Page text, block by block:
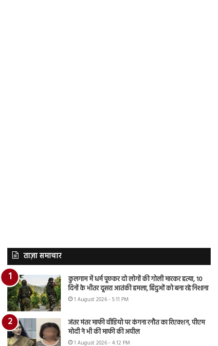
ताज़ा समाचार
कुलगाम में धर्म पूछकर दो लोगों की गोली मारकर हत्या, 10
दिनों के भीतर दूसरा आतंकी हमला, हिंदुओं को बना रहे निशाना
1 August 2026 - 5:11 PM
जंतर मंतर माफी वीडियो पर कंगना रनौत का रिएक्शन, पीएम
मोदी ने भी की माफी की अपील
1 August 2026 - 4:12 PM